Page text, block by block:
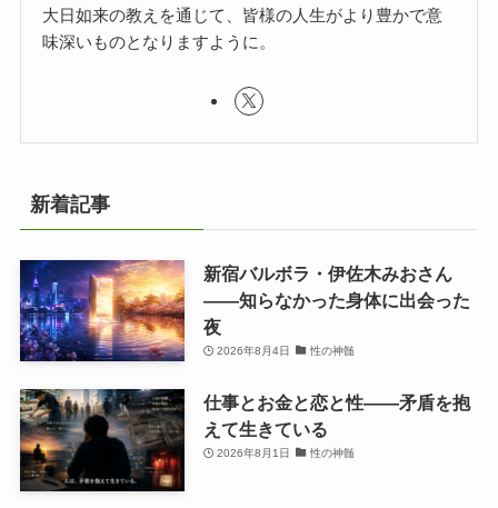
大日如来の教えを通じて、皆様の人生がより豊かで意
味深いものとなりますように。
新着記事
新宿バルボラ・伊佐木みおさん
――知らなかった身体に出会った
夜
2026年8月4日 性の神髄
仕事とお金と恋と性——矛盾を抱
えて生きている
2026年8月1日 性の神髄